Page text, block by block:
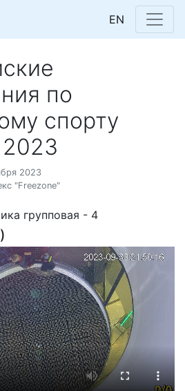
EN
по
спорту
2023
2023
"Freezone"
групповая - 4